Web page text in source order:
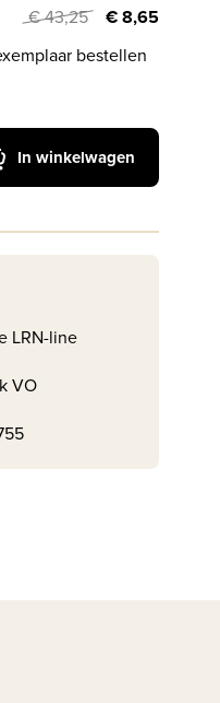
€ 43,25
€ 8,65
bestellen
In winkelwagen
LRN-line
VO